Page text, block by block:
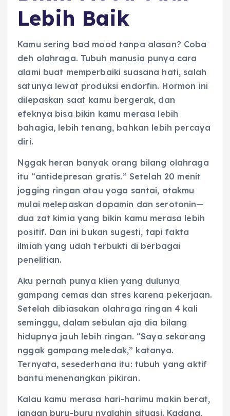
Lebih Baik
Kamu sering bad mood tanpa alasan? Coba
deh olahraga. Tubuh manusia punya cara
alami buat memperbaiki suasana hati, salah
satunya lewat produksi endorfin. Hormon ini
dilepaskan saat kamu bergerak, dan
efeknya bisa bikin kamu merasa lebih
bahagia, lebih tenang, bahkan lebih percaya
diri.
Nggak heran banyak orang bilang olahraga
itu “antidepresan gratis.” Setelah 20 menit
jogging ringan atau yoga santai, otakmu
mulai melepaskan dopamin dan serotonin—
dua zat kimia yang bikin kamu merasa lebih
positif. Dan ini bukan sugesti, tapi fakta
ilmiah yang udah terbukti di berbagai
penelitian.
Aku pernah punya klien yang dulunya
gampang cemas dan stres karena pekerjaan.
Setelah dibiasakan olahraga ringan 4 kali
seminggu, dalam sebulan aja dia bilang
hidupnya jauh lebih ringan. “Saya sekarang
nggak gampang meledak,” katanya.
Ternyata, sesederhana itu: tubuh yang aktif
bantu menenangkan pikiran.
Kalau kamu merasa hari-harimu makin berat,
jangan buru-buru nyalahin situasi. Kadang,